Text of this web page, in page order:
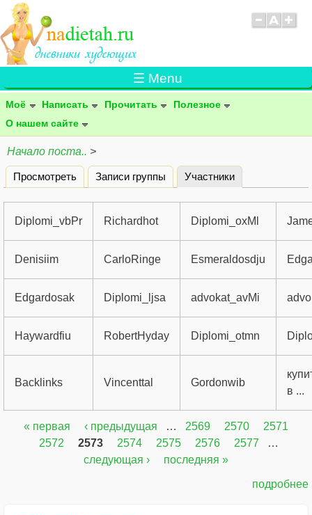
☰ Menu
Моё Написать Прочитать
Полезное
О нашем сайте
Начало поста.. >
Главные вкладки
Просмотреть Записи группы Участники
Diplomi_vbPr Richardhot Diplomi_oxMl
Denisiim CarloRinge Esmeraldosdju
Edgardosak Diplomi_ljsa advokat_avMi
Haywardfiu RobertHyday Diplomi_otmn
Backlinks Vincenttal Gordonwib
в ...
Страницы
« первая ‹ предыдущая … 2569 2570
2571
2572
2573 2574 2575 2576 2577
…
следующая ›
последняя »
подробнее